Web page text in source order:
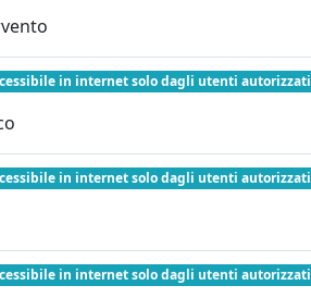
in internet solo dagli utenti autorizzati
in internet solo dagli utenti autorizzati
in internet solo dagli utenti autorizzati